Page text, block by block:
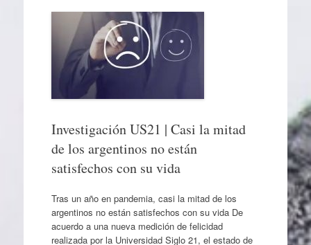
Investigación US21 | Casi la mitad
de los argentinos no están
satisfechos con su vida
Tras un año en pandemia, casi la mitad de los
argentinos no están satisfechos con su vida De
acuerdo a una nueva medición de felicidad
realizada por la Universidad Siglo 21, el estado de